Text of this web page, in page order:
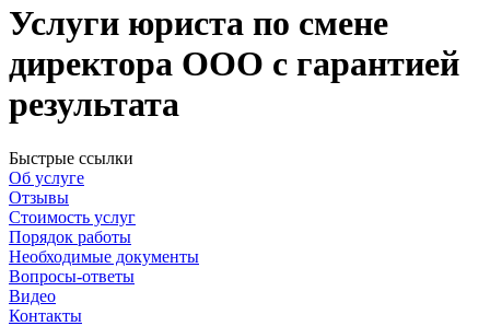
Услуги юриста по смене
директора ООО с гарантией
результата
Быстрые ссылки
Об услуге
Отзывы
Стоимость услуг
Порядок работы
Необходимые документы
Вопросы-ответы
Видео
Контакты